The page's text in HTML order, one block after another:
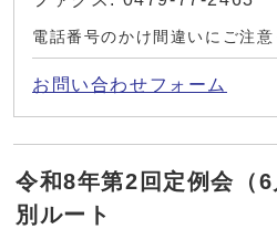
電話番号のかけ間違いにご注意
お問い合わせフォーム
令和8年第2回定例会（
別ルート